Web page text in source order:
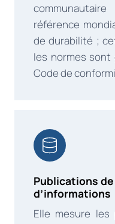
référence
de durabilité ;
les normes sont
Code de
Publications
d’informations
Elle mesure les